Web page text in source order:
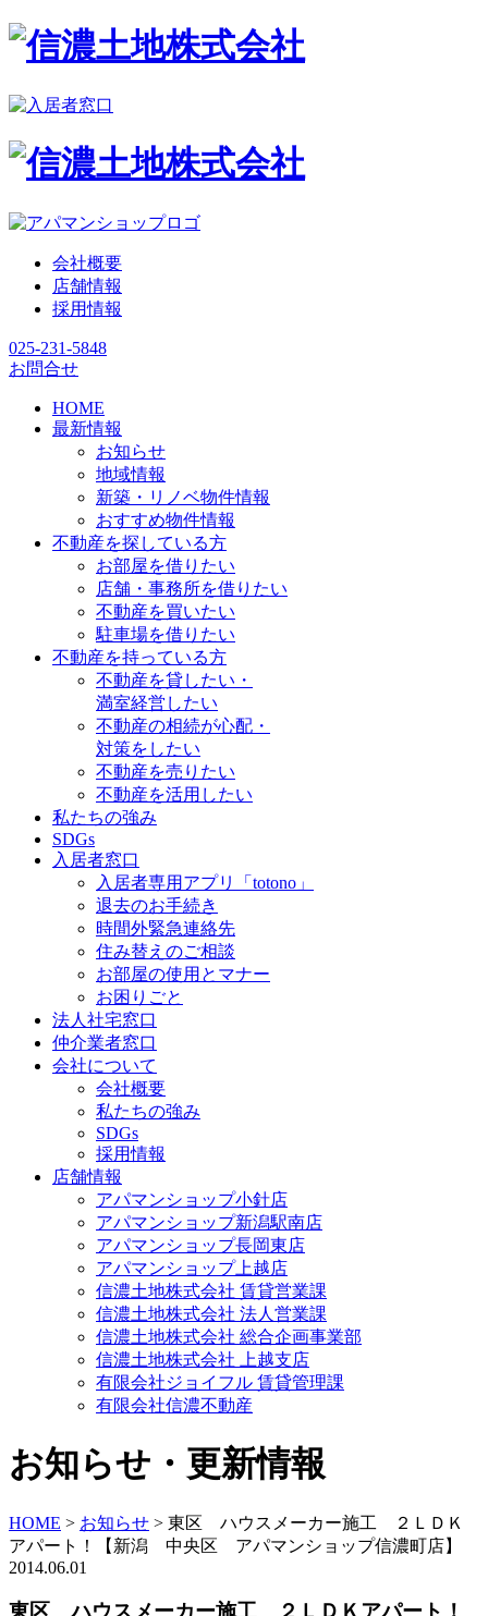
会社概要
店舗情報
採用情報
025-231-5848
お問合せ
HOME
最新情報
お知らせ
地域情報
新築・リノベ物件情報
おすすめ物件情報
不動産を探している方
お部屋を借りたい
店舗・事務所を借りたい
不動産を買いたい
駐車場を借りたい
不動産を持っている方
不動産を貸したい・
満室経営したい
不動産の相続が心配・
対策をしたい
不動産を売りたい
不動産を活用したい
私たちの強み
SDGs
入居者窓口
入居者専用アプリ「totono」
退去のお手続き
時間外緊急連絡先
住み替えのご相談
お部屋の使用とマナー
お困りごと
法人社宅窓口
仲介業者窓口
会社について
会社概要
私たちの強み
SDGs
採用情報
店舗情報
アパマンショップ小針店
アパマンショップ新潟駅南店
アパマンショップ長岡東店
アパマンショップ上越店
信濃土地株式会社 賃貸営業課
信濃土地株式会社 法人営業課
信濃土地株式会社 総合企画事業部
信濃土地株式会社 上越支店
有限会社ジョイフル 賃貸管理課
有限会社信濃不動産
お知らせ・更新情報
HOME > お知らせ > 東区 ハウスメーカー施工 ２ＬＤＫ
アパート！【新潟 中央区 アパマンショップ信濃町店】
2014.06.01